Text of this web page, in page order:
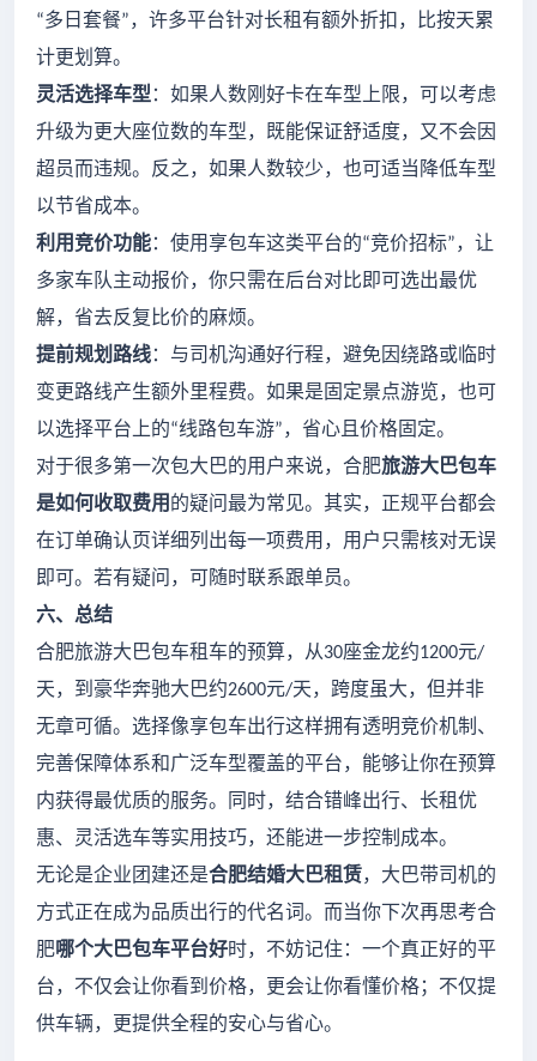
“多日套餐”，许多平台针对长租有额外折扣，比按天累
计更划算。
灵活选择车型 ：如果人数刚好卡在车型上限，可以考虑
升级为更大座位数的车型，既能保证舒适度，又不会因
超员而违规。反之，如果人数较少，也可适当降低车型
以节省成本。
利用竞价功能：使用享包车这类平台的“竞价招标”，让
多家车队主动报价，你只需在后台对比即可选出最优
解，省去反复比价的麻烦。
提前规划路线：与司机沟通好行程，避免因绕路或临时
变更路线产生额外里程费。如果是固定景点游览，也可
以选择平台上的“线路包车游”，省心且价格固定。
对于很多第一次包大巴的用户来说，合肥旅游大巴包车
是如何收取费用 的疑问最为常见。其实，正规平台都会
在订单确认页详细列出每一项费用，用户只需核对无误
即可。若有疑问，可随时联系跟单员。
六、总结
合肥旅游大巴包车租车的预算，从30座金龙约1200元/
天，到豪华奔驰大巴约2600元/天，跨度虽大，但并非
无章可循。选择像享包车出行这样拥有透明竞价机制、
完善保障体系和广泛车型覆盖的平台，能够让你在预算
内获得最优质的服务。同时，结合错峰出行、长租优
惠、灵活选车等实用技巧，还能进一步控制成本。
无论是企业团建还是合肥结婚大巴租赁，大巴带司机的
方式正在成为品质出行的代名词。而当你下次再思考合
肥哪个大巴包车平台好时，不妨记住：一个真正好的平
台，不仅会让你看到价格，更会让你看懂价格；不仅提
供车辆，更提供全程的安心与省心。